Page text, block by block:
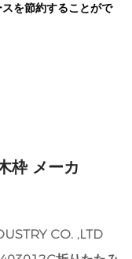
を節約することがで
枠 メーカ
CO. ,LTD